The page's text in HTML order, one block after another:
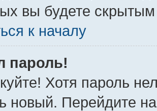
вы будете
к началу
пароль!
Хотя пароль
новый. Перейдите